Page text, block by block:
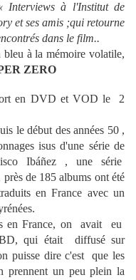
à l'Institut de
et ses amis ;qui retourne
dans le film..
à la mémoire volatile,
ZERO
sort en DVD et VOD le 2
le début des années 50 ,
isus d'une série de
Ibáñez , une série
de 185 albums ont été
en France avec un
en France, on avait eu
qui était diffusé sur
puisse dire c'est que les
prennent un peu plein la